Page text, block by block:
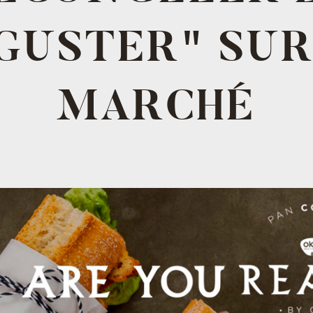
MARCHÉ